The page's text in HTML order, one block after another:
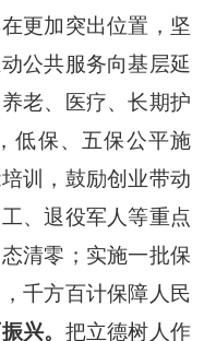
更加突出位置，坚
公共服务向基层延
老、医疗、长期护
低保、五保公平施
训，鼓励创业带动
、退役军人等重点
清零；实施一批保
千方百计保障人民
兴。 把立德树人作